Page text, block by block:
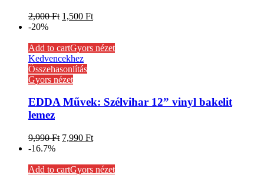
2,000Ft 1,500 Ft
-20%
Add to cartGyors nézet
Kedvencekhez
Összehasonlítás
Gyors nézet
EDDA Művek: Szélvihar 12” vinyl bakelit
lemez
9,990Ft 7,990 Ft
-16.7%
Add to cartGyors nézet